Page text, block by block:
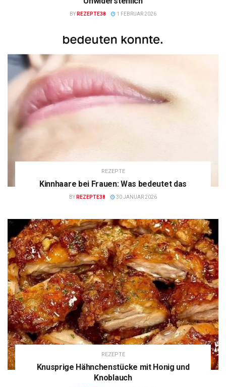
BY REZEPTE38 1 FEBRUAR 2026
REZEPTE
Kinnhaare bei Frauen: Was bedeutet das
BY REZEPTE38 30 JANUAR 2026
REZEPTE
Knusprige Hähnchenstücke mit Honig und
Knoblauch